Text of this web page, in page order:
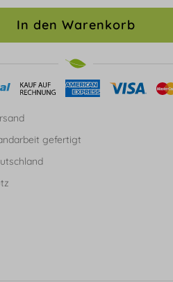
In den Warenkorb
gefertigt